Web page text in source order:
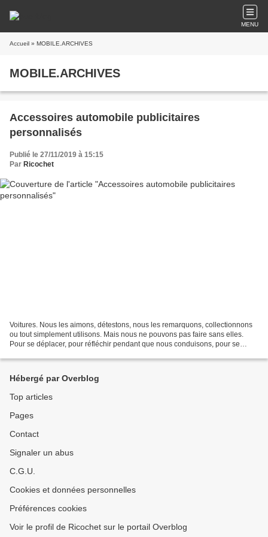
MENU
Accueil » MOBILE.ARCHIVES
MOBILE.ARCHIVES
Accessoires automobile publicitaires
personnalisés
Publié le 27/11/2019 à 15:15
Par Ricochet
Voitures. Nous les aimons, détestons, nous les remarquons, collectionnons
ou tout simplement utilisons. Mais nous ne pouvons pas faire sans elles.
Pour se déplacer, pour réfléchir pendant que nous conduisons, pour se
Hébergé par Overblog
Top articles
Pages
Contact
Signaler un abus
C.G.U.
Cookies et données personnelles
Préférences cookies
Voir le profil de Ricochet sur le portail Overblog